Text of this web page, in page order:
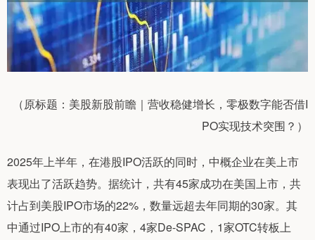
（原标题：美股新股前瞻｜营收稳健增长，零极数字能否借I
PO实现技术突围？）
2025年上半年，在港股IPO活跃的同时，中概企业在美上市
表现出了活跃趋势。据统计，共有45家成功在美国上市，共
计占到美股IPO市场的22%，数量远超去年同期的30家。其
中通过IPO上市的有40家，4家De-SPAC，1家OTC转板上